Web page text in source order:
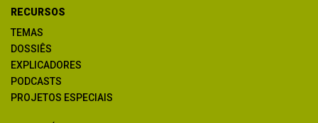
RECURSOS
TEMAS
DOSSIÊS
EXPLICADORES
PODCASTS
PROJETOS ESPECIAIS